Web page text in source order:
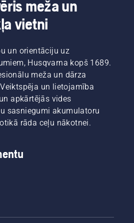
Jaunie
bezvadu
modeļi
izmanto
MI vision
tehnoloģiju,
nodrošinot
precīzu
un ērtu
zāliena
kopšanas
risinājumu
meža un
vietni
un orientāciju uz
Husqvarna kopš 1689.
meža un dārza
un lietojamība
apkārtējās vides
sasniegumi akumulatoru
rāda ceļu nākotnei.